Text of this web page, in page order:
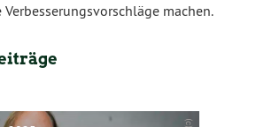
machen.